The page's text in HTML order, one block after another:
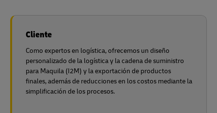
Cliente
Como expertos en logística, ofrecemos un diseño
personalizado de la logística y la cadena de suministro
para Maquila (I2M) y la exportación de productos
finales, además de reducciones en los costos mediante la
simplificación de los procesos.